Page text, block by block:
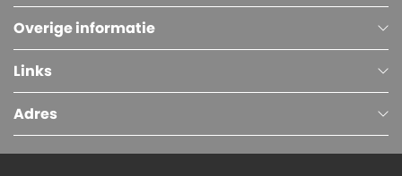
Overige informatie
Links
Adres